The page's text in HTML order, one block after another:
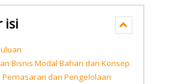
isi
Bisnis Modal Bahan dan Konsep
Pemasaran dan Pengelolaan